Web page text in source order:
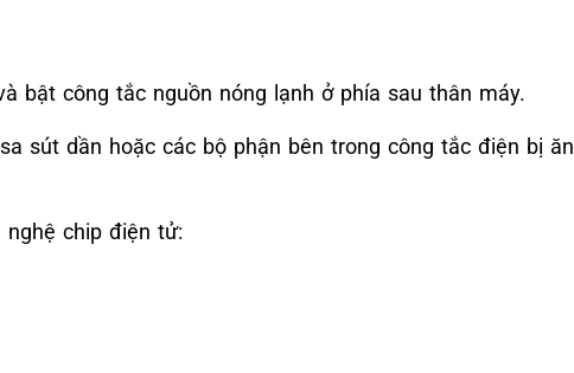
bật công tắc nguồn nóng lạnh ở phía sau thân máy.
sút dần hoặc các bộ phận bên trong công tắc điện bị ăn
nghệ chip điện tử: